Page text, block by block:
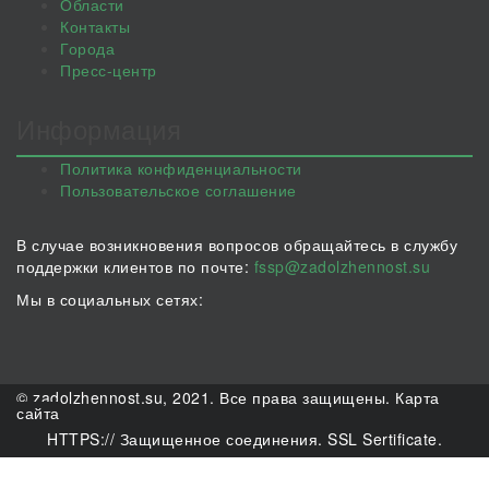
Области
Контакты
Города
Пресс-центр
Политика конфиденциальности
Пользовательское соглашение
В случае возникновения вопросов обращайтесь в службу
поддержки клиентов по почте: fssp@zadolzhennost.su
Мы в социальных сетях:
© zadolzhennost.su, 2021. Все права защищены. Карта
сайта
HTTPS:// Защищенное соединения. SSL Sertificate.